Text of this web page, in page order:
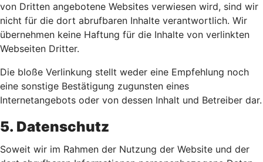
von Dritten angebotene Websites verwiesen wird, sind wir
nicht für die dort abrufbaren Inhalte verantwortlich. Wir
übernehmen keine Haftung für die Inhalte von verlinkten
Webseiten Dritter.
Die bloße Verlinkung stellt weder eine Empfehlung noch
eine sonstige Bestätigung zugunsten eines
Internetangebots oder von dessen Inhalt und Betreiber dar.
5. Datenschutz
Soweit wir im Rahmen der Nutzung der Website und der